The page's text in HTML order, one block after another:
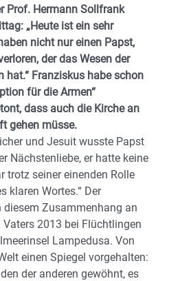
Prof. Hermann Sollfrank
„Heute ist ein sehr
nicht nur einen Papst,
der das Wesen der
hat.“ Franziskus habe schon
für die Armen“
dass auch die Kirche an
gehen müsse.
und Jesuit wusste Papst
Nächstenliebe, er hatte keine
trotz seiner einenden Rolle
klaren Wortes.“ Der
diesem Zusammenhang an
2013 bei Flüchtlingen
Lampedusa. Von
einen Spiegel vorgehalten:
der anderen gewöhnt, es